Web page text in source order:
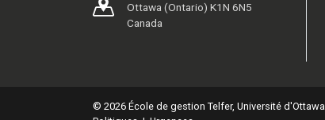
Ottawa (Ontario) K1N 6N5
Canada
© 2026 École de gestion Telfer, Université d'Ottawa